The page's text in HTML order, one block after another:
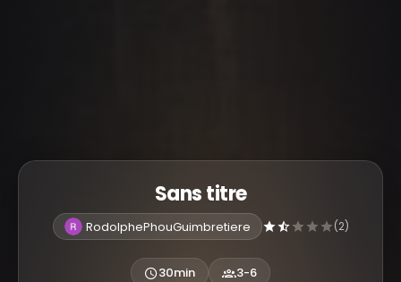
Sans titre
RodolphePhouGuimbretiere (2)
30min
3-6